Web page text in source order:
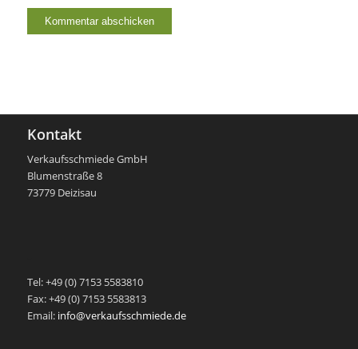
Kontakt
Verkaufsschmiede GmbH
Blumenstraße 8
73779 Deizisau
Tel: +49 (0) 7153 5583810
Fax: +49 (0) 7153 5583813
Email: info@verkaufsschmiede.de